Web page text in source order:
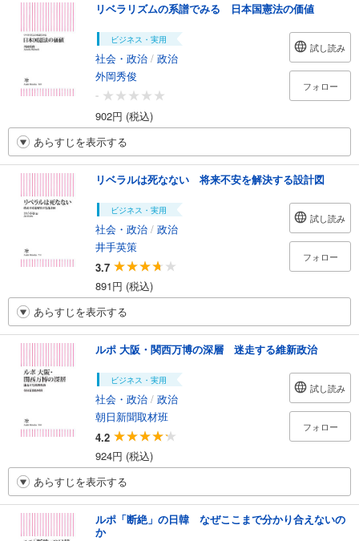
リベラリズムの系譜でみる 日本国憲法の価値
ビジネス・実用
社会・政治 / 政治
外岡秀俊
-
902円 (税込)
試し読み
フォロー
あらすじを表示する
リベラルは死なない 将来不安を解決する設計図
ビジネス・実用
社会・政治 / 政治
井手英策
3.7
891円 (税込)
試し読み
フォロー
あらすじを表示する
ルポ 大阪・関西万博の深層 迷走する維新政治
ビジネス・実用
社会・政治 / 政治
朝日新聞取材班
4.2
924円 (税込)
試し読み
フォロー
あらすじを表示する
ルポ「断絶」の日韓 なぜここまで分かり合えないの
か